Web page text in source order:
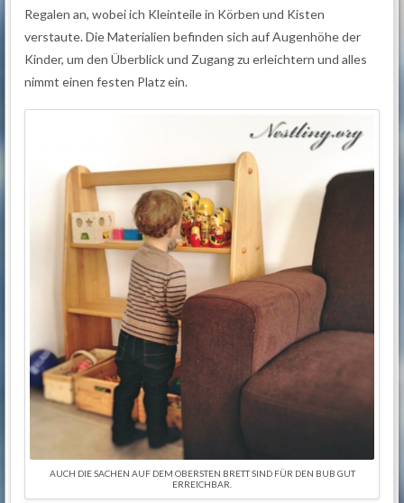
Regalen an, wobei ich Kleinteile in Körben und Kisten
verstaute. Die Materialien befinden sich auf Augenhöhe der
Kinder, um den Überblick und Zugang zu erleichtern und alles
nimmt einen festen Platz ein.
AUCH DIE SACHEN AUF DEM OBERSTEN BRETT SIND FÜR DEN BUB GUT
ERREICHBAR.